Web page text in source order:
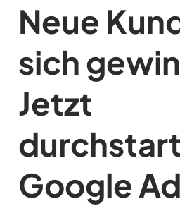
Neue
sich
Jetzt
Google